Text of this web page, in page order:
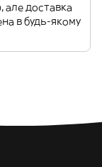
але доставка
в будь-якому